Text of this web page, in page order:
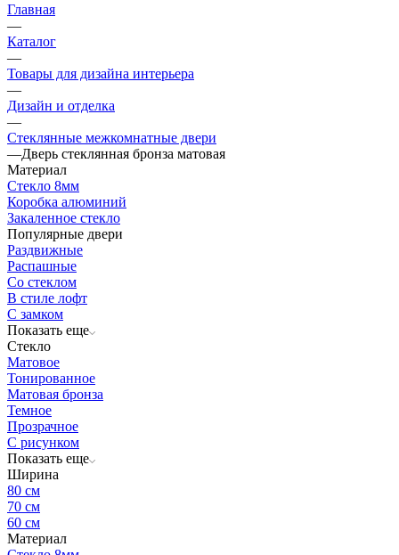
Главная
—
Каталог
—
Товары для дизайна интерьера
—
Дизайн и отделка
—
Стеклянные межкомнатные двери
—Дверь стеклянная бронза матовая
Материал
Стекло 8мм
Коробка алюминий
Закаленное стекло
Популярные двери
Раздвижные
Распашные
Со стеклом
В стиле лофт
С замком
Показать еще
Стекло
Матовое
Тонированное
Матовая бронза
Темное
Прозрачное
С рисунком
Показать еще
Ширина
80 см
70 см
60 см
Материал